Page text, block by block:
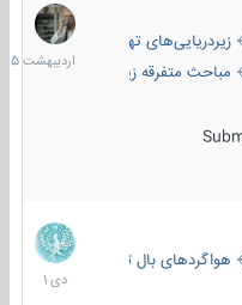
تهاجمی
متفرقه زیرسطحی
31
1405
بال ثابت
12
دی
1401